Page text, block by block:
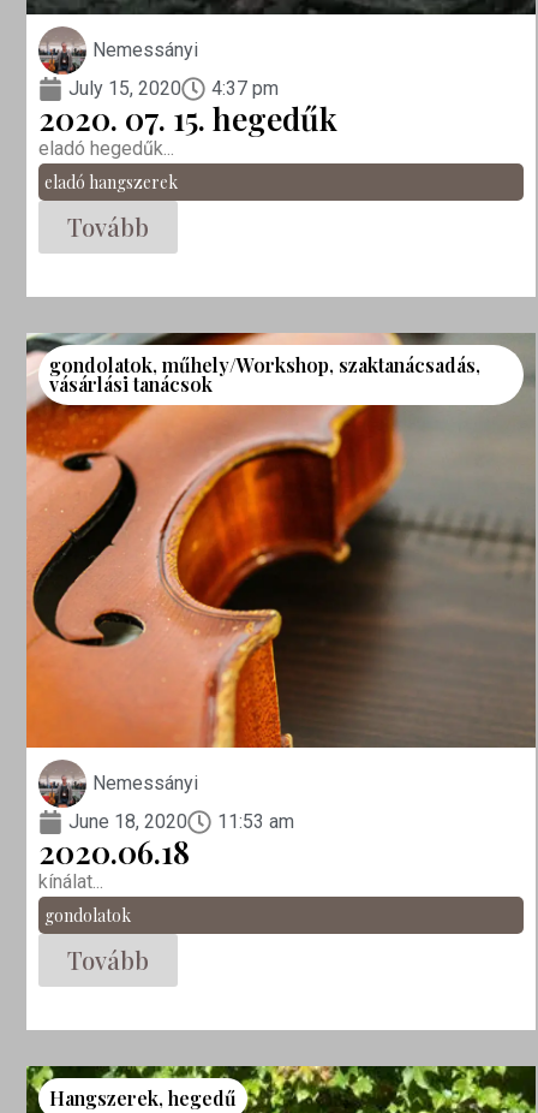
Nemessányi
July 15, 2020
4:37 pm
2020. 07. 15. hegedűk
eladó hegedűk...
eladó hangszerek
Tovább
gondolatok,műhely/Workshop, szaktanácsadás,
vásárlási tanácsok
Nemessányi
June 18, 2020
11:53 am
2020.06.18
kínálat...
gondolatok
Tovább
Hangszerek,hegedű